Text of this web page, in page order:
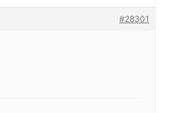
#28301